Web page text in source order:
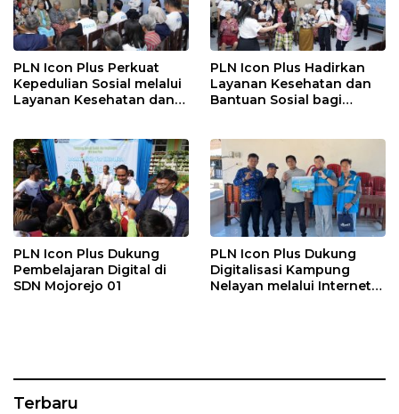
PLN Icon Plus Perkuat
Kepedulian Sosial melalui
Layanan Kesehatan dan
PLN Icon Plus Hadirkan
Layanan Kesehatan dan
Bantuan Sosial bagi
PLN Icon Plus Dukung
Pembelajaran Digital di
SDN Mojorejo 01
PLN Icon Plus Dukung
Digitalisasi Kampung
Nelayan melalui Internet
Terbaru